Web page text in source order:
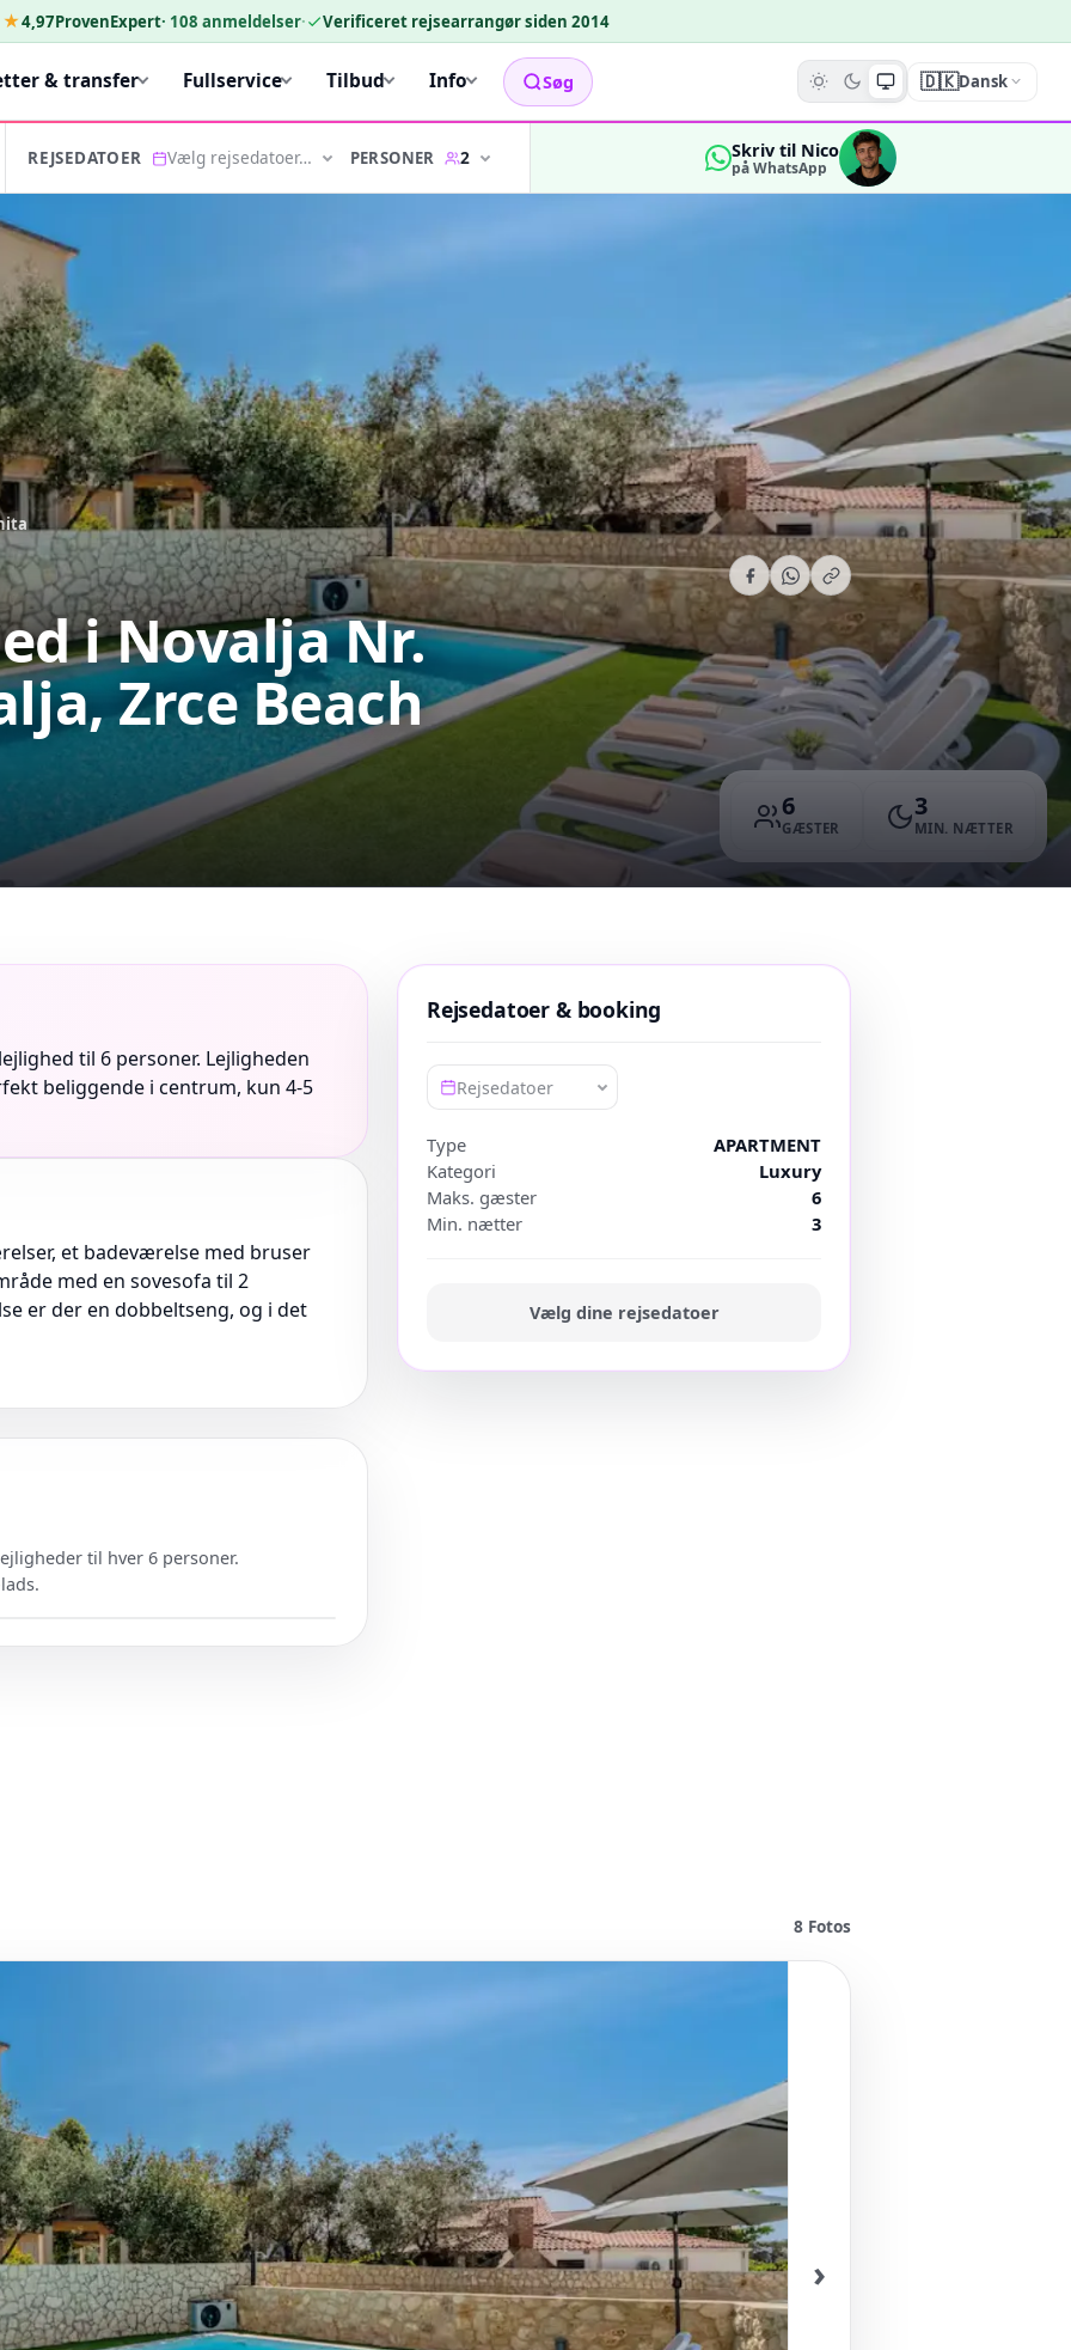
4,97ProvenExpert· 108 anmeldelser· Verificeret rejsearrangør siden 2014
& transfer Fullservice Tilbud Info Søg 🇩🇰Dansk
REJSEDATOER Vælg rejsedatoer… PERSONER 2 Skriv til Nico
på WhatsApp
6
GÆSTER
3
MIN. NÆTTER
i Novalja Nr.
Zrce Beach
til 6 personer. Lejligheden
beliggende i centrum, kun 4-5
et badeværelse med bruser
med en sovesofa til 2
er der en dobbeltseng, og i det
Rejsedatoer & booking
Rejsedatoer
Type
APARTMENT
Kategori
Luxury
Maks. gæster
6
Min. nætter
3
Vælg dine rejsedatoer
til hver 6 personer.
8 Fotos
›